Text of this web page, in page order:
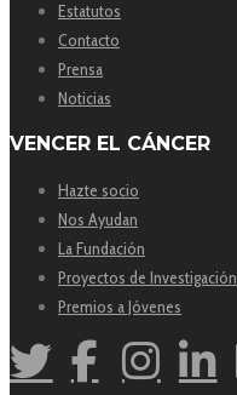
Estatutos
Contacto
Prensa
Noticias
VENCER EL CÁNCER
Hazte socio
Nos Ayudan
La Fundación
Proyectos de Investigación
Premios a Jóvenes